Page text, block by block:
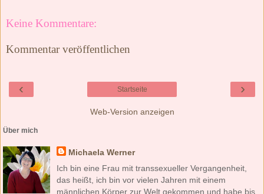
Keine Kommentare:
Kommentar veröffentlichen
‹ ›
Startseite
Web-Version anzeigen
Über mich
Michaela Werner
Ich bin eine Frau mit transsexueller Vergangenheit,
das heißt, ich bin vor vielen Jahren mit einem
männlichen Körper zur Welt gekommen und habe bis